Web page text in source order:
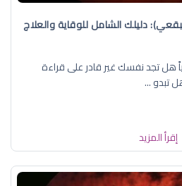
دليلك الشامل للوقاية والعلاج
هل تجد نفسك غير قادر على قراءة
تبدو ...
إقرأ المزيد